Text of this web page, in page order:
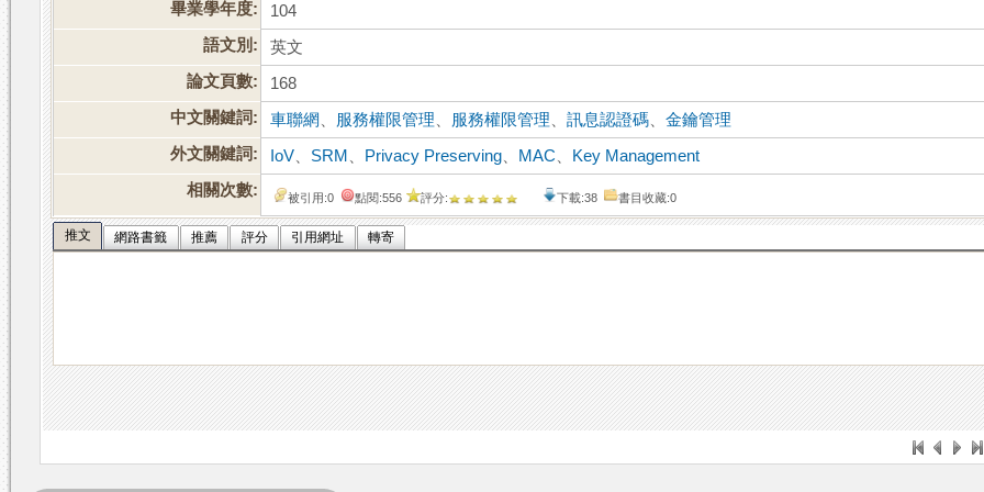
畢業學年度:
104
語文別:
英文
論文頁數:
168
中文關鍵詞:
車聯網 服務權限管理 服務權限管理 、訊息認證碼 、金鑰管理
外文關鍵詞:
IoV SRM Privacy Preserving MAC
Key Management
相關次數:
被引用:0 點閱:556 評分: 下載:38 書目收藏:0
推文 網路書籤 推薦 評分 引用網址 轉寄